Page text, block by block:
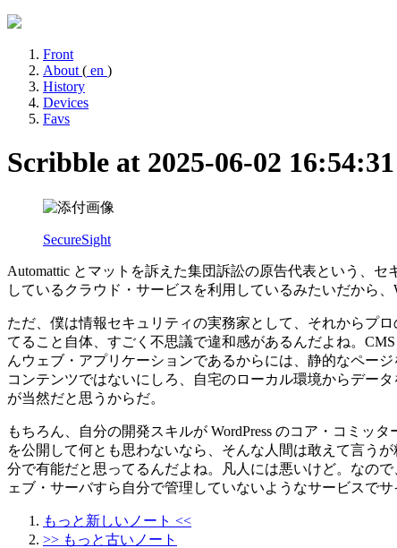
Front
About ( en )
History
Devices
Favs
Scribble at 2025-06-02 16:54:31
SecureSight
Automattic とマットを訴えた集団訴訟の原告代表という、
しているクラウド・サービスを利用しているみたいだから
ただ、僕は情報セキュリティの実務家として、それからプ
てること自体、すごく不思議で違和感があるんだよね。
んウェブ・アプリケーションであるからには、静的なペー
コンテンツではないにしろ、自宅のローカル環境からデー
が当然だと思うからだ。
もちろん、自分の開発スキルが WordPress のコア・コミッ
を公開して何とも思わないなら、そんな人間は敢えて言う
分で有能だと思ってるんだよね。凡人には悪いけど。なの
ェブ・サーバすら自分で管理していないようなサービスで
もっと新しいノート <<
>> もっと古いノート